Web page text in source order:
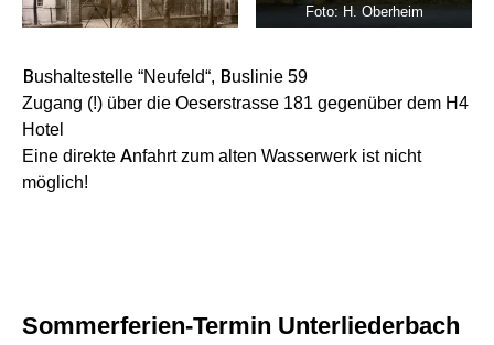
Foto: H. Oberheim
Bushaltestelle “Neufeld“, Buslinie 59
Zugang (!) über die Oeserstrasse 181 gegenüber dem H4
Hotel
Eine direkte Anfahrt zum alten Wasserwerk ist nicht
möglich!
Sommerferien-Termin Unterliederbach